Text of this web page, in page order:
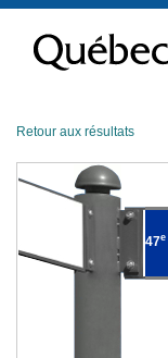
contenu
Retour aux résultats
47e